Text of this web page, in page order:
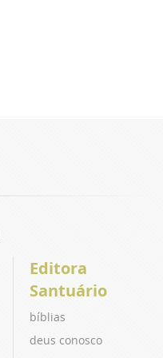
Editora
Santuário
bíblias
deus conosco